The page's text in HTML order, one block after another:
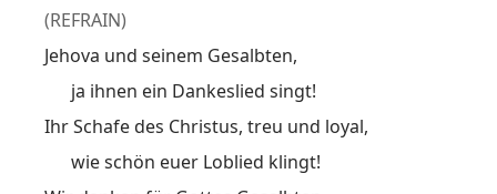
(REFRAIN)
Jehova und seinem Gesalbten,
ja ihnen ein Dankeslied singt!
Ihr Schafe des Christus, treu und loyal,
wie schön euer Loblied klingt!